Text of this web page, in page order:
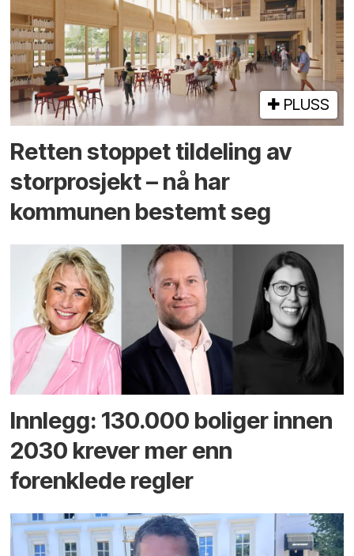
PLUSS
Retten stoppet tildeling av
storprosjekt – nå har
kommunen bestemt seg
Innlegg: 130.000 boliger innen
2030 krever mer enn
forenklede regler